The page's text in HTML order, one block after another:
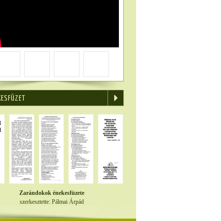
Zarándokok énekesfüzete
szerkesztette: Pálmai Árpád